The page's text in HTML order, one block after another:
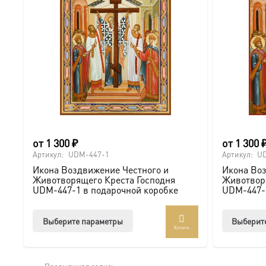
от 1 300₽
Артикул: UDM-447-1
Икона Воздвижение Честного и
Животворящего Креста Господня
UDM-447-1 в подарочной коробке
Выберите параметры
Купить
от 1 300
Артикул:
Икона
UDM-